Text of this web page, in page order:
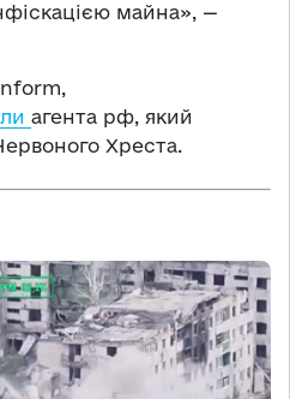
майна», —
агента рф, який
Хреста.